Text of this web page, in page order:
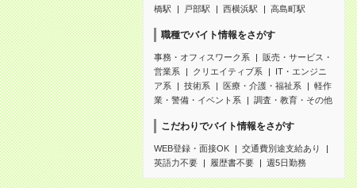
橋駅
戸部駅 西横浜駅 高島町駅
職種でバイト情報をさがす
事務・オフィスワーク系
販売・サービス・
営業系
クリエイティブ系
IT・エンジニ
ア系
技術系 医療・介護・福祉系
軽作
業・警備・イベント系
調査・教育・その他
こだわりでバイト情報をさがす
WEB登録・面接OK
交通費別途支給あり
英語力不要
履歴書不要 週5日勤務